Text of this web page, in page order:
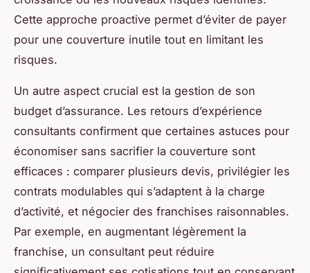
Cette approche proactive permet d’éviter de payer
pour une couverture inutile tout en limitant les
risques.
Un autre aspect crucial est la gestion de son
budget d’assurance. Les retours d’expérience
consultants confirment que certaines astuces pour
économiser sans sacrifier la couverture sont
efficaces : comparer plusieurs devis, privilégier les
contrats modulables qui s’adaptent à la charge
d’activité, et négocier des franchises raisonnables.
Par exemple, en augmentant légèrement la
franchise, un consultant peut réduire